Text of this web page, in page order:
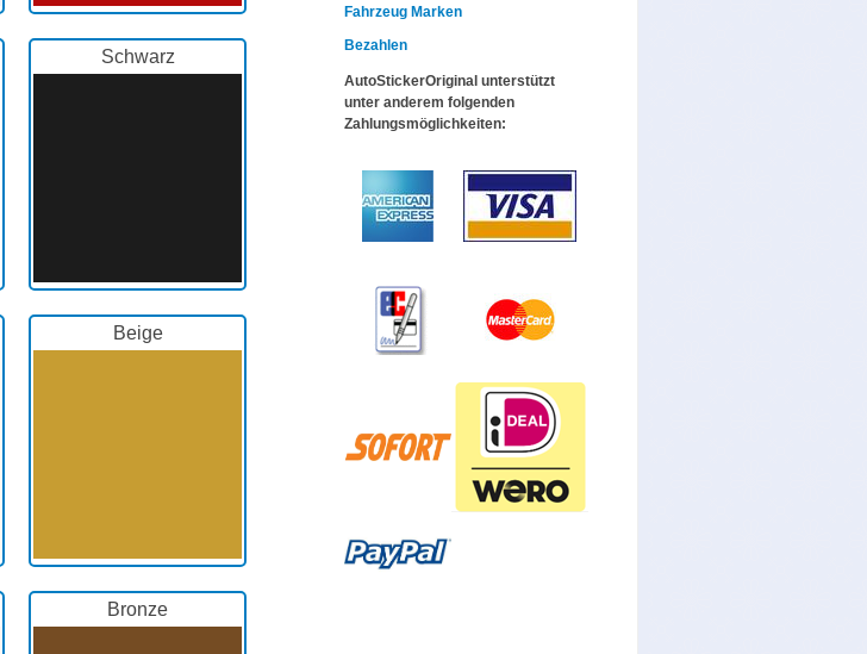
Schwarz
Beige
Bronze
Fahrzeug Marken
Bezahlen
AutoStickerOriginal unterstützt
unter anderem folgenden
Zahlungsmöglichkeiten: